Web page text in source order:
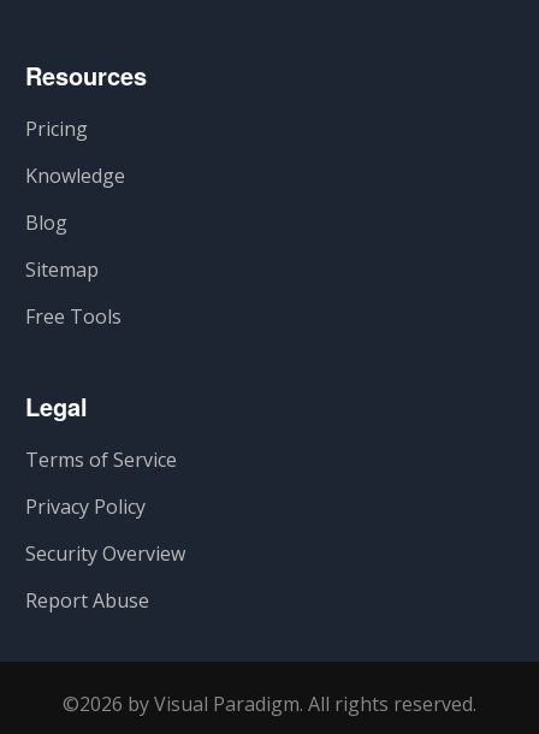
Resources
Pricing
Knowledge
Blog
Sitemap
Free Tools
Legal
Terms of Service
Privacy Policy
Security Overview
Report Abuse
©2026 by Visual Paradigm. All rights reserved.